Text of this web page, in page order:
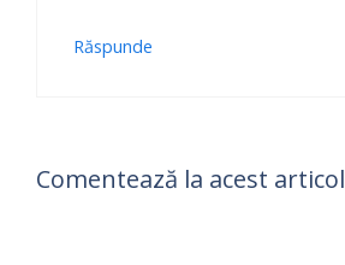
Răspunde
Comentează la acest articol